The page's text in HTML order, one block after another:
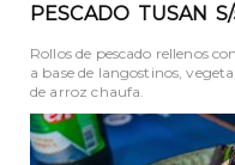
PESCADO TUSAN
Rollos de pescado rellenos
a base de langostinos,
de arroz chaufa.